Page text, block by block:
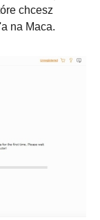
chcesz
na Maca.